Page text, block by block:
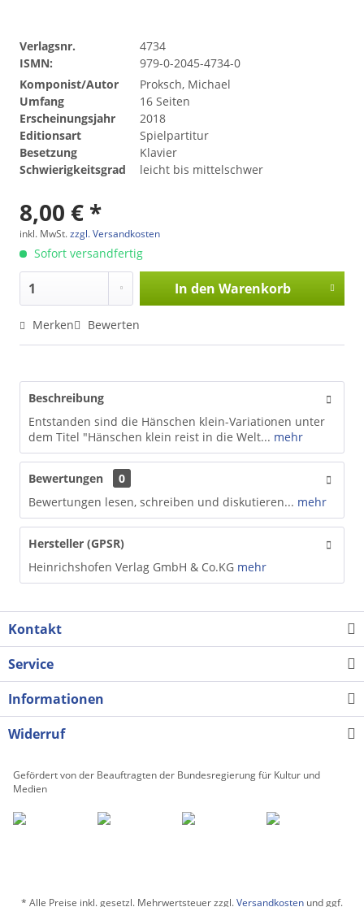
Verlagsnr.
4734
ISMN:
979-0-2045-4734-0
Komponist/Autor
Proksch, Michael
Umfang
16 Seiten
Erscheinungsjahr
2018
Editionsart
Spielpartitur
Besetzung
Klavier
Schwierigkeitsgrad
leicht bis mittelschwer
8,00 € *
inkl. MwSt.zzgl. Versandkosten
Sofort versandfertig
In den Warenkorb
Merken Bewerten
Beschreibung
Entstanden sind die Hänschen klein-Variationen unter
dem Titel "Hänschen klein reist in die Welt... mehr
Bewertungen
0
Bewertungen lesen, schreiben und diskutieren... mehr
Hersteller (GPSR)
Heinrichshofen Verlag GmbH & Co.KG mehr
Kontakt
Service
Informationen
Widerruf
Gefördert von der Beauftragten der Bundesregierung für Kultur und
Medien
* Alle Preise inkl. gesetzl. Mehrwertsteuer zzgl.Versandkosten und ggf.